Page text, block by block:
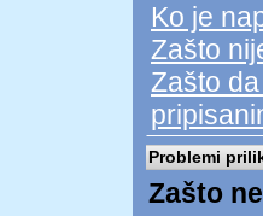
Ko je
Zašto
Zašto
Problemi
Zašto